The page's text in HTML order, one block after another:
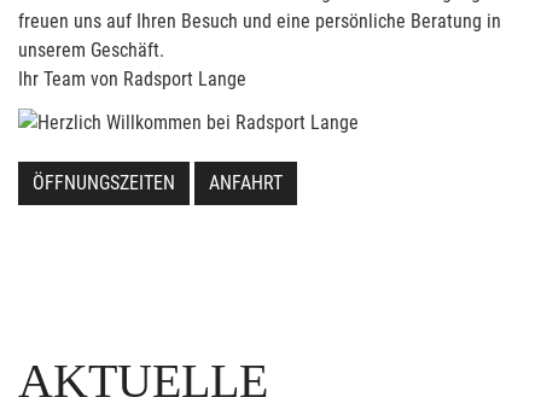
freuen uns auf Ihren Besuch und eine persönliche Beratung in
unserem Geschäft.
Ihr Team von Radsport Lange
ÖFFNUNGSZEITEN ANFAHRT
AKTUELLE